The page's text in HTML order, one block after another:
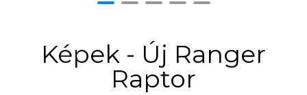
Képek - Új Ranger
Raptor